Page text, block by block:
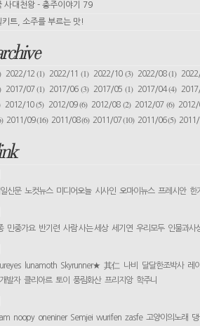
사대천왕 - 충주이야기 79
키트, 소주를 부르는 맛!
2022/12(1) 2022/11(1) 2022/10 (3) 2022/08(1)
2017/07(1) 2017/06(3) 2017/05 (1) 2017/04(4)
2012/10(5) 2012/09(6) 2012/08 (2) 2012/07 (6)
2011/09(16) 2011/08(6) 2011/07(10) 2011/06(5)
신문 노컷뉴스 미디어오늘 시사인 오마이뉴스 프레시안 한
민중가요 반기련 사람 사는 세상 세기연 우리모두 인물과사
lunamoth Skyrunner★ 其仁 나비 달달한조박사 레
발자 클리아르 토이 풍림화산 프리지앙 학주니
noopy oneniner Semjei wurifen zasfe 고양이의노래